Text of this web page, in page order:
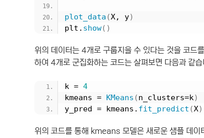
plot_data (X, y)
plt. show()
위의 데이터는 4개로 구룹지을 수 있다는 것을 코
하여 4개로 군집화하는 코드는 살펴보면 다음과 같습
k = 4
kmeans = KMeans (n_clusters=k)
y_pred = kmeans. fit_predict (X)
위의 코드를 통해 kmeans 모델은 새로운 샘플 데